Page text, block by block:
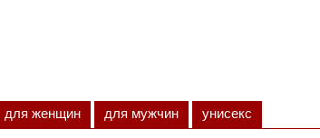
для женщин для мужчин унисекс